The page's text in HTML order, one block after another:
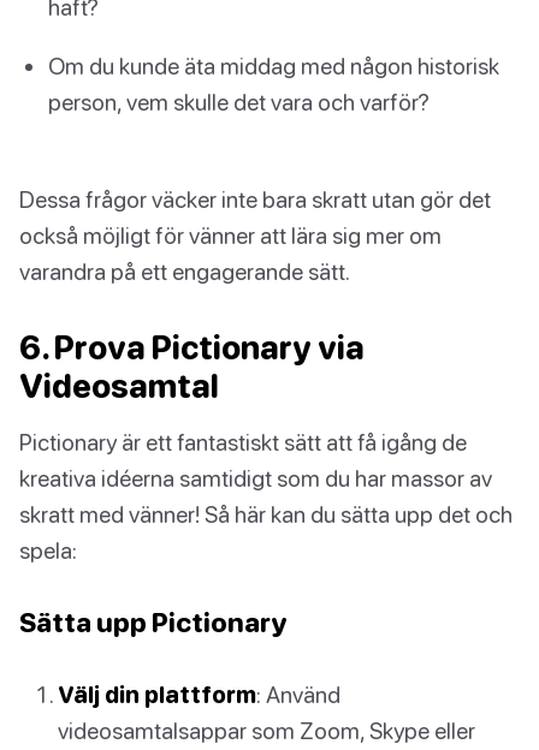
haft?
Om du kunde äta middag med någon historisk
person, vem skulle det vara och varför?
Dessa frågor väcker inte bara skratt utan gör det
också möjligt för vänner att lära sig mer om
varandra på ett engagerande sätt.
6. Prova Pictionary via
Videosamtal
Pictionary är ett fantastiskt sätt att få igång de
kreativa idéerna samtidigt som du har massor av
skratt med vänner! Så här kan du sätta upp det och
spela:
Sätta upp Pictionary
Välj din plattform: Använd
videosamtalsappar som Zoom, Skype eller